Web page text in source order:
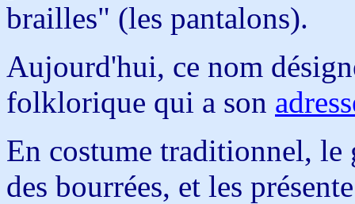
brailles" (les pantalons).
Aujourd'hui, ce nom
folklorique qui a son
En costume traditionnel,
des bourrées, et les